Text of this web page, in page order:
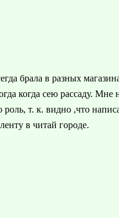
брала в разных
когда сею рассаду.
т. к. видно ,что
в читай городе.